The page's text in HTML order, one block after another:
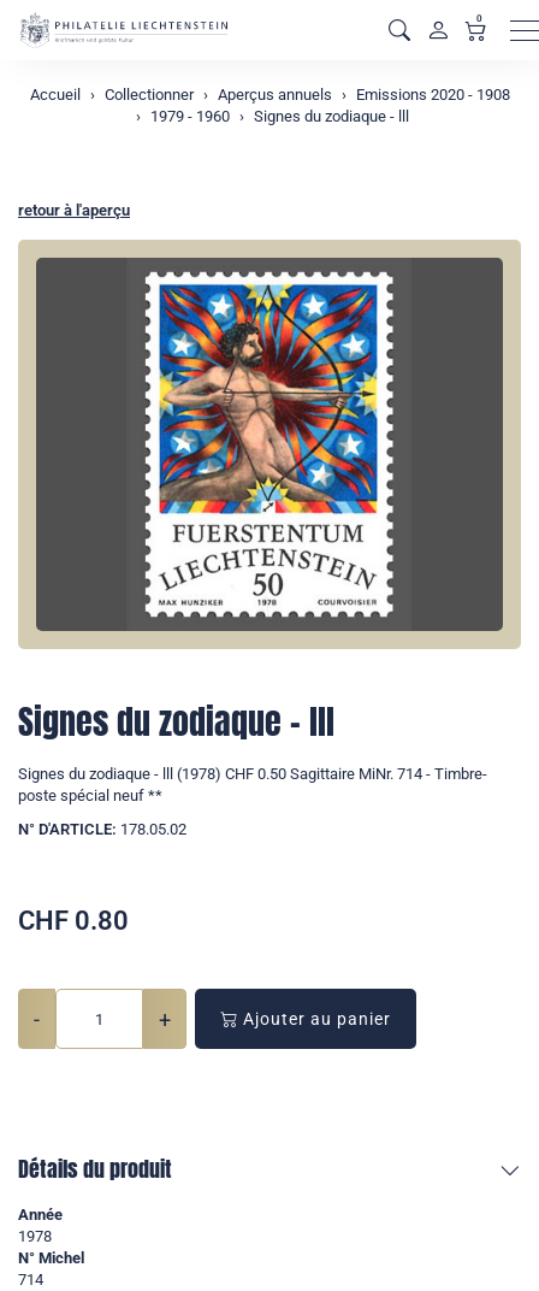
0
Accueil Collectionner Aperçus annuels
Emissions 2020 - 1908
1979 - 1960
Signes du zodiaque - lll
retour à l'aperçu
Signes du zodiaque - lll
Signes du zodiaque - lll (1978) CHF 0.50 Sagittaire MiNr. 714 - Timbre-
poste spécial neuf **
N° D'ARTICLE: 178.05.02
CHF 0.80
- + Ajouter au panier
Détails du produit
Année
1978
N° Michel
714